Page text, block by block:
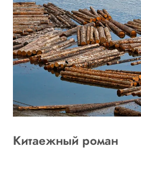
Китаежный роман